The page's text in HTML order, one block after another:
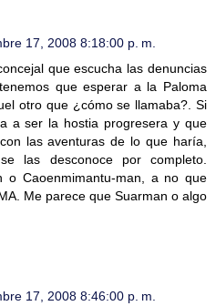
17, 2008 8:18:00 p. m.
que escucha las denuncias
que esperar a la Paloma
otro que ¿cómo se llamaba?. Si
a ser la hostia progresera y que
las aventuras de lo que haría,
las desconoce por completo.
o Caoenmimantu-man, a no que
Me parece que Suarman o algo
17, 2008 8:46:00 p. m.